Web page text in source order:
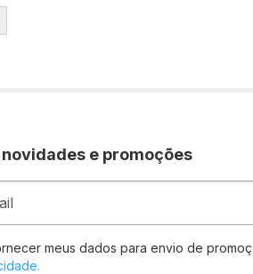
e promoções
meus dados para envio de